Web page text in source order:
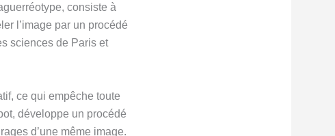
consiste à
l’image par un procédé
sciences de Paris et
ce qui empêche toute
développe un procédé
d’une même image.